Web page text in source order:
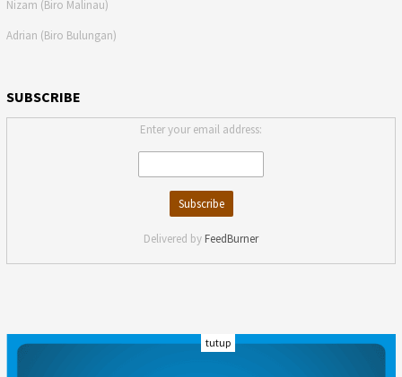
Nizam (Biro Malinau)
Adrian (Biro Bulungan)
SUBSCRIBE
Enter your email address:
Delivered by FeedBurner
tutup